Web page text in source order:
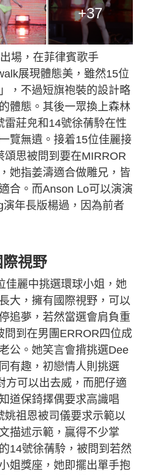
+37
場，在菲律賓歌手
展現體態美，雖然15位
，不過短旗袍裝的設計略
體態。其後一眾換上森林
莊𠒇和14號徐蒨駖在性
覽無遺。接着15位佳麗接
頌思被問到要在MIRROR
她指姜濤適合做雕兄，皆
合。而Anson Lo可以演演
年長版楊過，因為前者
視野
佳麗中挑選環球小姐，她
大，擁有國際視野，可以
追夢，若然當選會肩負重
到在男團ERROR四位成
公。她笑言會揹挑選Dee
有趣，初戀情人則挑選
方可以出去威，而肥仔適
道保錡擇偶要求高識唱
祖恩被司儀要求示範以
描述示範，贏得不少掌
14號徐蒨駖，被問到若然
姐獎座，她即擺出單手抱